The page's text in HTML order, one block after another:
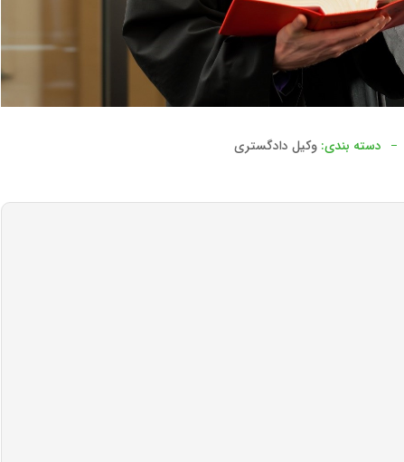
دسته بندی: وکیل دادگستری